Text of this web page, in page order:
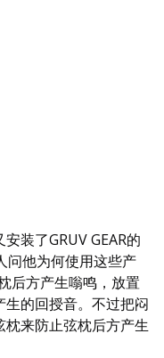
装了GRUV GEAR的
问他为何使用这些产
后方产生嗡鸣，放置
的回授音。不过把闷
来防止弦枕后方产生